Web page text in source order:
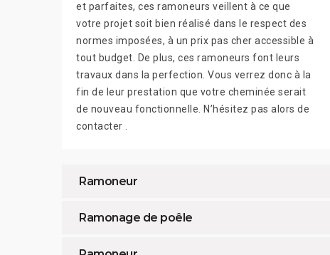
et parfaites, ces ramoneurs veillent à ce que
votre projet soit bien réalisé dans le respect des
normes imposées, à un prix pas cher accessible à
tout budget. De plus, ces ramoneurs font leurs
travaux dans la perfection. Vous verrez donc à la
fin de leur prestation que votre cheminée serait
de nouveau fonctionnelle. N’hésitez pas alors de
contacter .
Ramoneur
Ramonage de poêle